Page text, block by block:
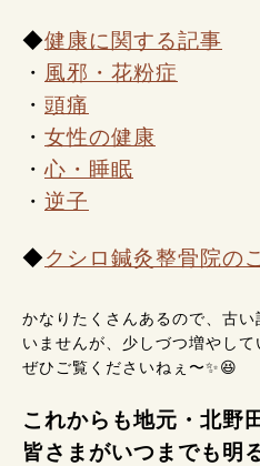
◆健康に関する記事
・ 風邪・花粉症
・ 頭痛
・ 女性の健康
・心・睡眠
・ 逆子
◆クシロ鍼灸整骨院の
かなりたくさんあるので、古
いませんが、少しづつ増やして
ぜひご覧くださいねぇ〜✨😆
これからも地元・北
皆さまがいつまでも明